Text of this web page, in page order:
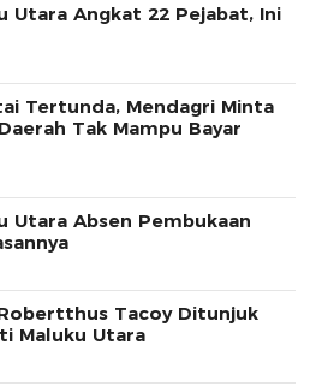
Utara Angkat 22 Pejabat, Ini
Tertunda, Mendagri Minta
Tak Mampu Bayar
Utara Absen Pembukaan
Tacoy Ditunjuk
Maluku Utara